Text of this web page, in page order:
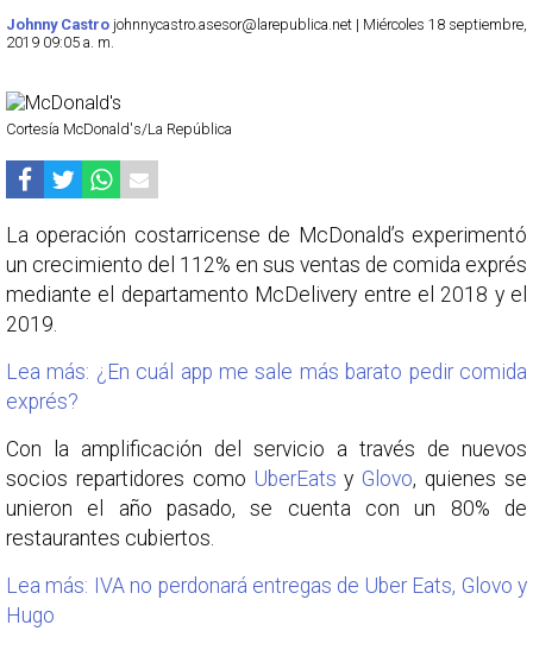
Johnny Castro johnnycastro.asesor@larepublica.net | Miércoles 18 septiembre,
2019 09:05 a. m.
Cortesía McDonald's/La República
La operación costarricense de McDonald’s experimentó
un crecimiento del 112% en sus ventas de comida exprés
mediante el departamento McDelivery entre el 2018 y el
2019.
Lea más: ¿En cuál app me sale más barato pedir comida
exprés?
Con la amplificación del servicio a través de nuevos
socios repartidores como UberEatsy Glovo, quienes se
unieron el año pasado, se cuenta con un 80% de
restaurantes cubiertos.
Lea más: IVA no perdonará entregas de Uber Eats, Glovo y
Hugo